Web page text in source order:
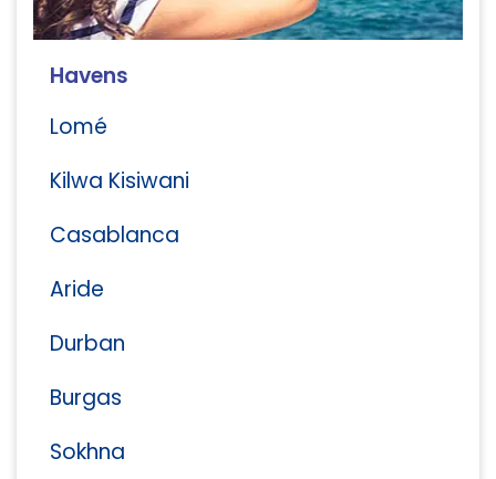
Havens
Lomé
Kilwa Kisiwani
Casablanca
Aride
Durban
Burgas
Sokhna